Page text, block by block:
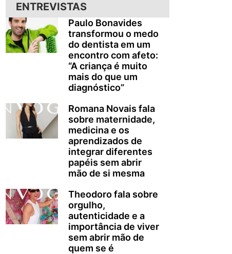
ENTREVISTAS
Paulo Bonavides
transformou o medo
do dentista em um
encontro com afeto:
“A criança é muito
mais do que um
diagnóstico”
Romana Novais fala
sobre maternidade,
medicina e os
aprendizados de
integrar diferentes
papéis sem abrir
mão de si mesma
Theodoro fala sobre
orgulho,
autenticidade e a
importância de viver
sem abrir mão de
quem se é